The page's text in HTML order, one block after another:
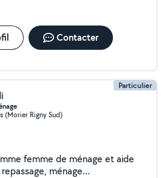
Contacter
Particulier
(Morier Rigny Sud)
femme de ménage et aide
ménage